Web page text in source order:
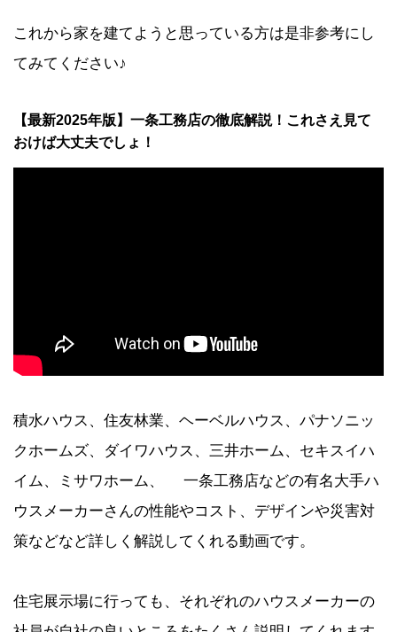
これから家を建てようと思っている方は是非参考にし
てみてください♪
【最新2025年版】一条工務店の徹底解説！これさえ見て
おけば大丈夫でしょ！
積水ハウス、住友林業、ヘーベルハウス、パナソニッ
クホームズ、ダイワハウス、三井ホーム、セキスイハ
イム、ミサワホーム、 一条工務店などの有名大手ハ
ウスメーカーさんの性能やコスト、デザインや災害対
策などなど詳しく解説してくれる動画です。
住宅展示場に行っても、それぞれのハウスメーカーの